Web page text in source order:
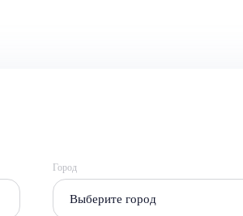
Город
Выберите город